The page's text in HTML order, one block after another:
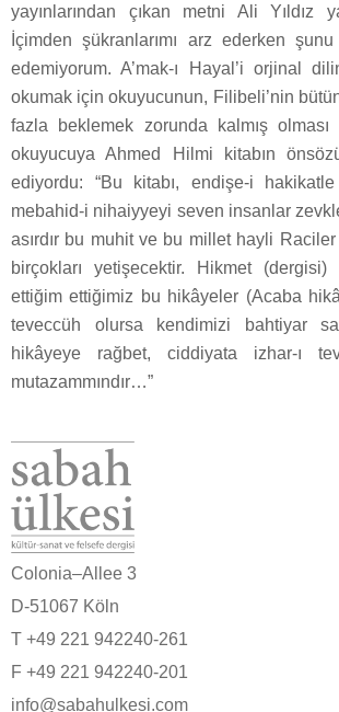
yayınlarından çıkan metni Ali Yıldız
İçimden şükranlarımı arz ederken
edemiyorum. A’mak-ı Hayal’i orjinal
okumak için okuyucunun, Filibeli’nin
fazla beklemek zorunda kalmış
okuyucuya Ahmed Hilmi kitabın
ediyordu: “Bu kitabı, endişe-i
mebahid-i nihaiyyeyi seven insanlar
asırdır bu muhit ve bu millet hayli
birçokları yetişecektir. Hikmet
ettiğim ettiğimiz bu hikâyeler (Acaba
teveccüh olursa kendimizi bahtiyar
hikâyeye rağbet, ciddiyata izhar-ı
mutazammındır…”
Colonia–Allee 3
D-51067 Köln
T +49 221 942240-261
F +49 221 942240-201
info@sabahulkesi.com